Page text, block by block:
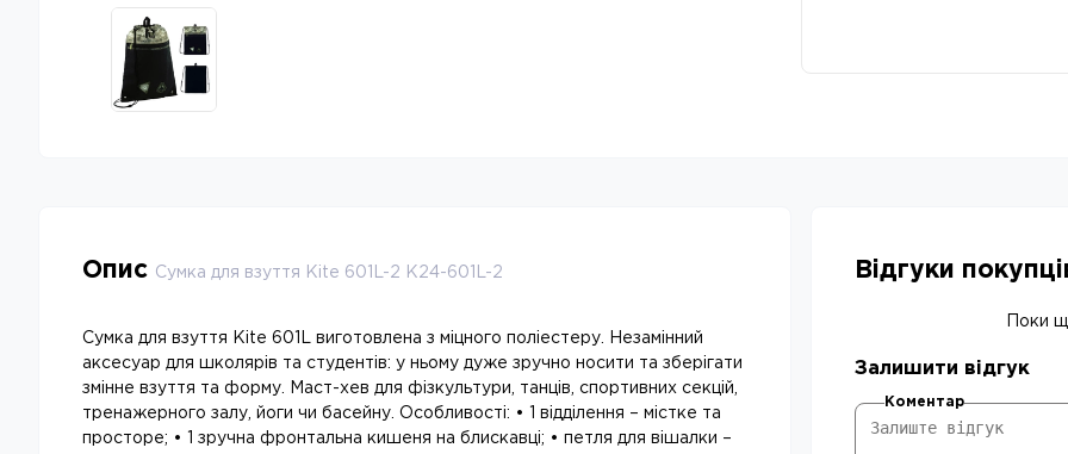
Опис Сумка для взуття Kite 601L-2 K24-601L-2
Сумка для взуття Kite 601L виготовлена з міцного поліестеру. Незамінний
аксесуар для школярів та студентів: у ньому дуже зручно носити та зберігати
змінне взуття та форму. Маст-хев для фізкультури, танців, спортивних секцій,
тренажерного залу, йоги чи басейну. Особливості: • 1 відділення – містке та
просторе; • 1 зручна фронтальна кишеня на блискавці; • петля для вішалки –
Відгуки
Поки
Залишити відгук
Коментар